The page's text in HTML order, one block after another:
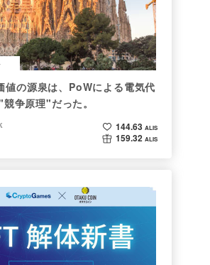
の源泉は、PoWによる電気代
争原理"だった。
144.63 ALIS
159.32 ALIS